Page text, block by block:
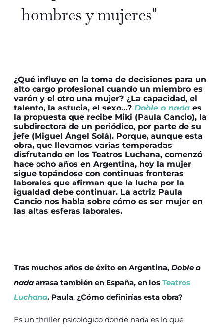
hombres y mujeres"
¿Qué influye en la toma de decisiones para un
alto cargo profesional cuando un miembro es
varón y el otro una mujer? ¿La capacidad, el
talento, la astucia, el sexo…? Doble o nada es
la propuesta que recibe Miki (Paula Cancio), la
subdirectora de un periódico, por parte de su
jefe (Miguel Ángel Solá). Porque, aunque esta
obra, que llevamos varias temporadas
disfrutando en los Teatros Luchana, comenzó
hace ocho años en Argentina, hoy la mujer
sigue topándose con continuas fronteras
laborales que afirman que la lucha por la
igualdad debe continuar. La actriz Paula
Cancio nos habla sobre cómo es ser mujer en
las altas esferas laborales.
Tras muchos años de éxito en Argentina, Doble o
nada arrasa también en España, en los Teatros
Luchana. Paula, ¿Cómo definirías esta obra?
Es un thriller psicológico donde nada es lo que